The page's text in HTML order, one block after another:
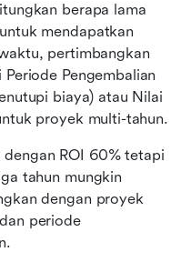
berapa lama
mendapatkan
pertimbangkan
Pengembalian
biaya) atau Nilai
proyek multi-tahun.
ROI 60% tetapi
tahun mungkin
dengan proyek
periode